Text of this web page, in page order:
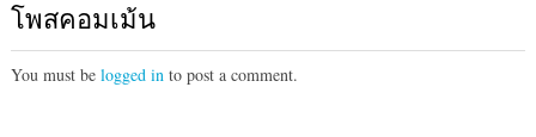
โพสคอมเม้น
You must be logged into post a comment.